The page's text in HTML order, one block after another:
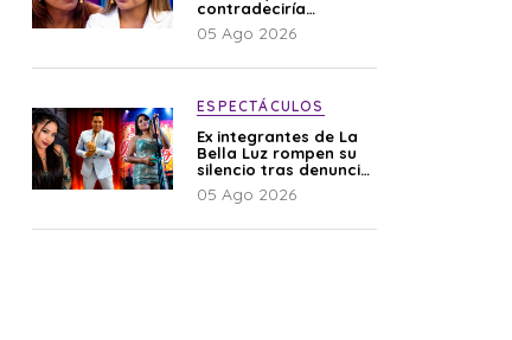
contradeciría
comunicado de La
Bella Luz: “Hay un
05 Ago 2026
ESPECTÁCULOS
Ex integrantes de La
Bella Luz rompen su
silencio tras denuncia
de Naldy: “Todo el
mundo lo sabía”
05 Ago 2026